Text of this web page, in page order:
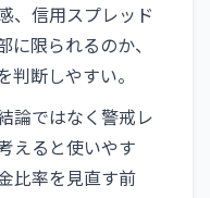
、信用スプレッド
に限られるのか、
断しやすい。
論ではなく警戒レ
えると使いやす
比率を見直す前